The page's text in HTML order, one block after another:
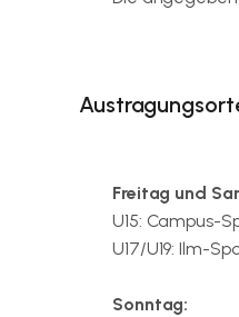
Freitag und
U15: Campus-
U17/U19: Ilm-
Sonntag: